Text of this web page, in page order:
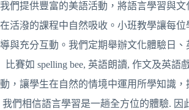
我們提供豐富的美語活動，將語言學習與
在活潑的課程中自然吸收。小班教學讓每
導與充分互動。我們定期舉辦文化體驗日
比賽如 spelling bee, 英語朗讀, 作文及英語
動，讓學生在自然的情境中運用所學知識，
我們相信語言學習是一趟全方位的體驗. 因